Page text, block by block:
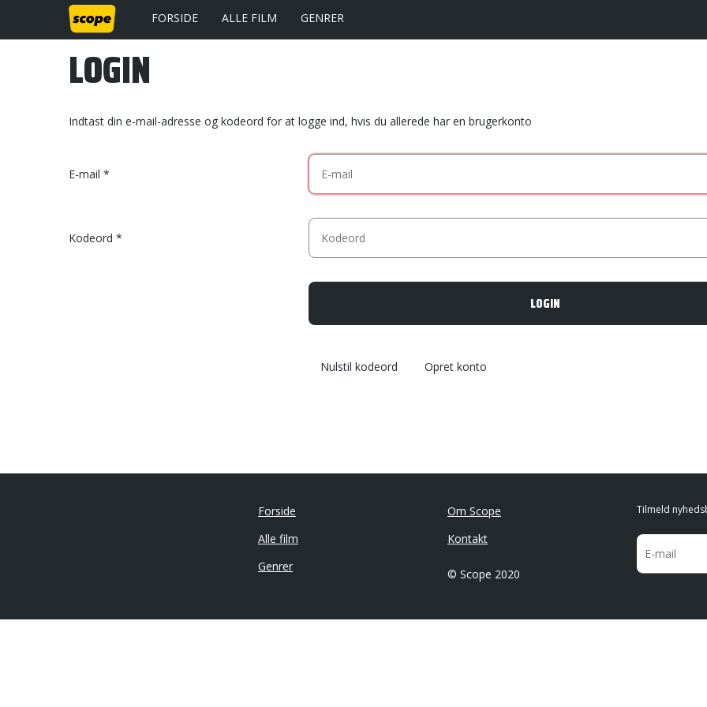
FORSIDE ALLE FILM GENRER
LOGIN
Indtast din e-mail-adresse og kodeord for at logge ind, hvis du allerede har en brugerkonto
E-mail
Kodeord
Nulstil kodeord Opret konto
Forside
Alle film
Genrer
Om Scope
Kontakt
© Scope 2020
Tilmeld